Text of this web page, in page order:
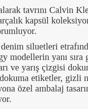
tavrını Calvin
kapsül
siluetleri
modellerin yanı
ve yarış çizgisi
etiketler, gizli
özel ambalaj